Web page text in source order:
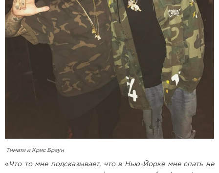
Тимати и Крис Браун
« Что то мне подсказывает, что в Нью-Йорке мне спать не